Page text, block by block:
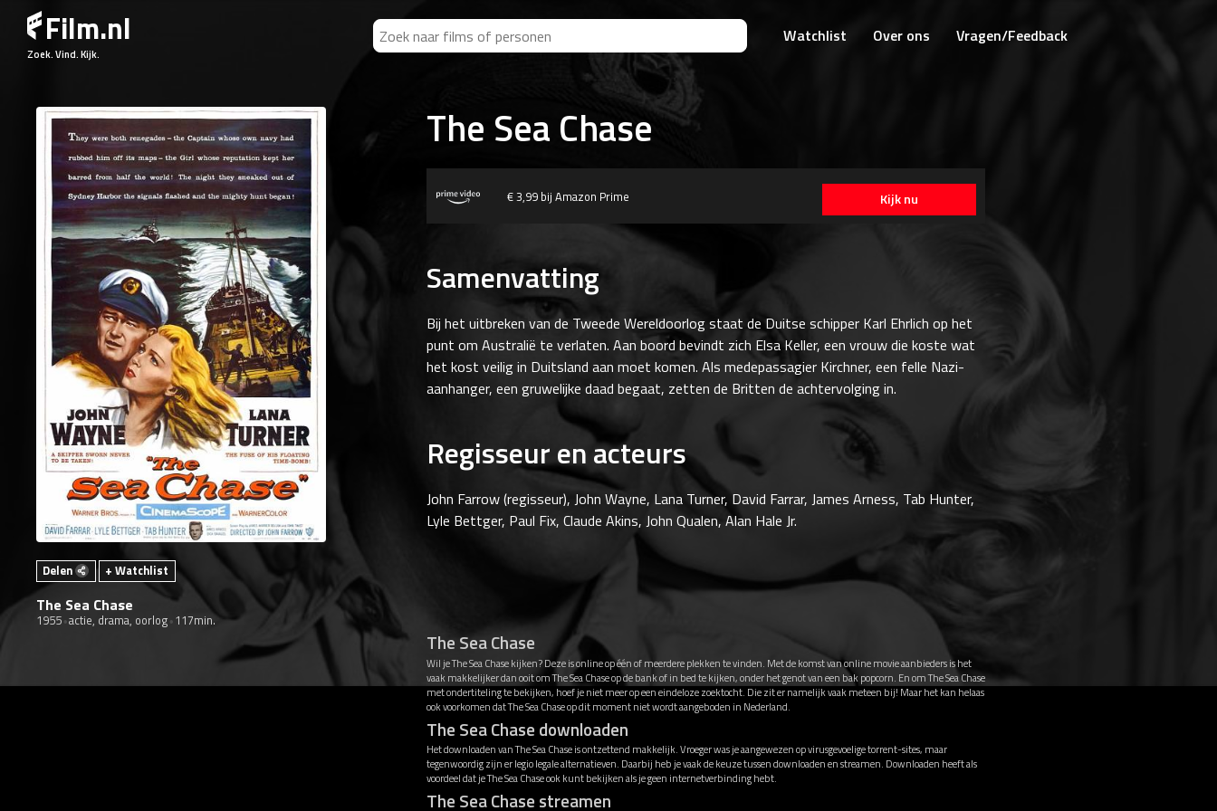
Film.nl
Zoek. Vind. Kijk.
Watchlist Over ons Vragen/Feedback
Delen + Watchlist
The Sea Chase
1955 actie, drama, oorlog 117min.
The Sea Chase
Kijk nu
€ 3,99 bij Amazon Prime
Samenvatting
Bij het uitbreken van de Tweede Wereldoorlog staat de Duitse schipper Karl Ehrlich op het
punt om Australië te verlaten. Aan boord bevindt zich Elsa Keller, een vrouw die koste wat
het kost veilig in Duitsland aan moet komen. Als medepassagier Kirchner, een felle Nazi-
aanhanger, een gruwelijke daad begaat, zetten de Britten de achtervolging in.
Regisseur en acteurs
John Farrow (regisseur), John Wayne, Lana Turner, David Farrar, James Arness, Tab Hunter,
Lyle Bettger, Paul Fix, Claude Akins, John Qualen, Alan Hale Jr.
The Sea Chase
Wil je The Sea Chase kijken? Deze is online op één of meerdere plekken te vinden. Met de komst van online movie aanbieders is het
vaak makkelijker dan ooit om The Sea Chase op de bank of in bed te kijken, onder het genot van een bak popcorn. En om The Sea Chase
met ondertiteling te bekijken, hoef je niet meer op een eindeloze zoektocht. Die zit er namelijk vaak meteen bij! Maar het kan helaas
ook voorkomen dat The Sea Chase op dit moment niet wordt aangeboden in Nederland.
The Sea Chase downloaden
Het downloaden van The Sea Chase is ontzettend makkelijk. Vroeger was je aangewezen op virusgevoelige torrent-sites, maar
tegenwoordig zijn er legio legale alternatieven. Daarbij heb je vaak de keuze tussen downloaden en streamen. Downloaden heeft als
voordeel dat je The Sea Chase ook kunt bekijken als je geen internetverbinding hebt.
The Sea Chase streamen